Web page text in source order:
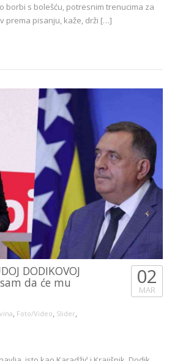
borbi s bolešću, potresnim trenucima za
prema pisanju, kaže, drži […]
DODIKOVOJ
da će mu
, Foto/Video, Slider,
02
MAR